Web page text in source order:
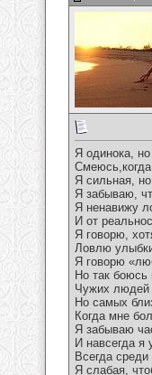
Я одинока,
Я сильная,
Я забываю,
Я ненавижу
И от
Я говорю,
Ловлю
Я говорю
Но так боюсь
Чужих людей
Но самых
Когда мне
Я забываю
И навсегда
Всегда
Я слабая,